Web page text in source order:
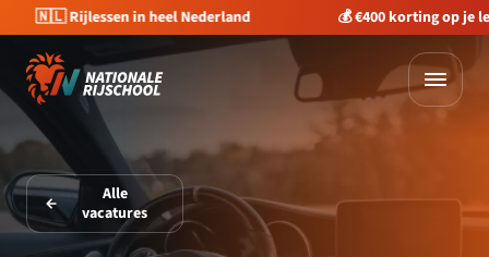
🇳🇱 Rijlessen in heel Nederland 💰 €400 korting op je
Alle
vacatures